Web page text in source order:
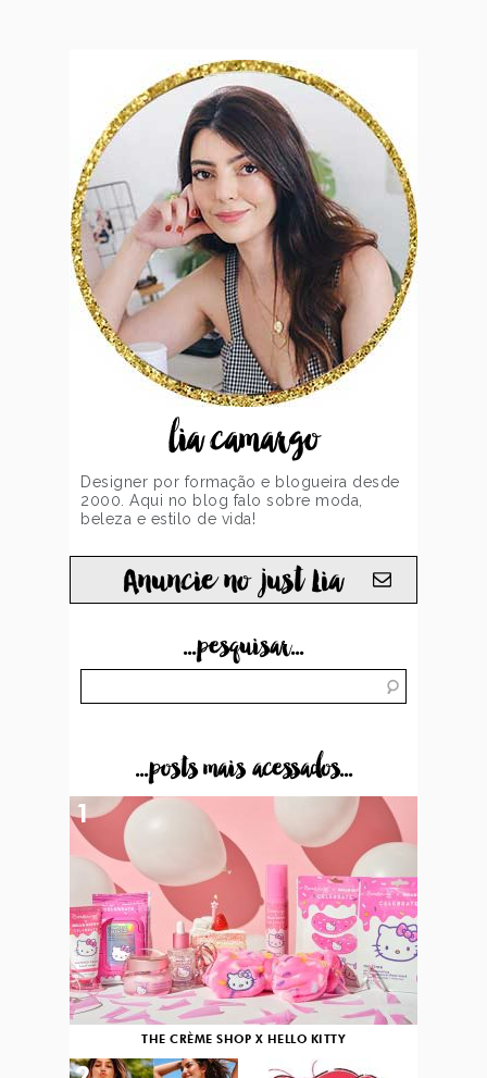
lia camargo
Designer por formação e blogueira desde
2000. Aqui no blog falo sobre moda,
beleza e estilo de vida!
Anuncie no just Lia
...pesquisar...
...posts mais acessados...
THE CRÈME SHOP X HELLO KITTY
1